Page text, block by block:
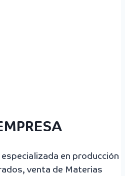
en producción
venta de Materias